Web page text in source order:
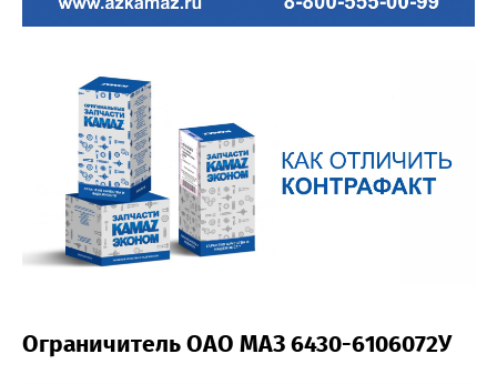
Ограничитель ОАО МАЗ 6430-6106072У